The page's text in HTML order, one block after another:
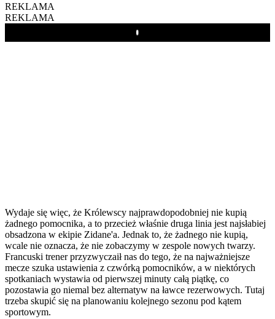
REKLAMA
REKLAMA
Play
Wydaje się więc, że Królewscy najprawdopodobniej nie kupią
żadnego pomocnika, a to przecież właśnie druga linia jest najsłabiej
obsadzona w ekipie Zidane'a. Jednak to, że żadnego nie kupią,
wcale nie oznacza, że nie zobaczymy w zespole nowych twarzy.
Francuski trener przyzwyczaił nas do tego, że na najważniejsze
mecze szuka ustawienia z czwórką pomocników, a w niektórych
spotkaniach wystawia od pierwszej minuty całą piątkę, co
pozostawia go niemal bez alternatyw na ławce rezerwowych. Tutaj
trzeba skupić się na planowaniu kolejnego sezonu pod kątem
sportowym.